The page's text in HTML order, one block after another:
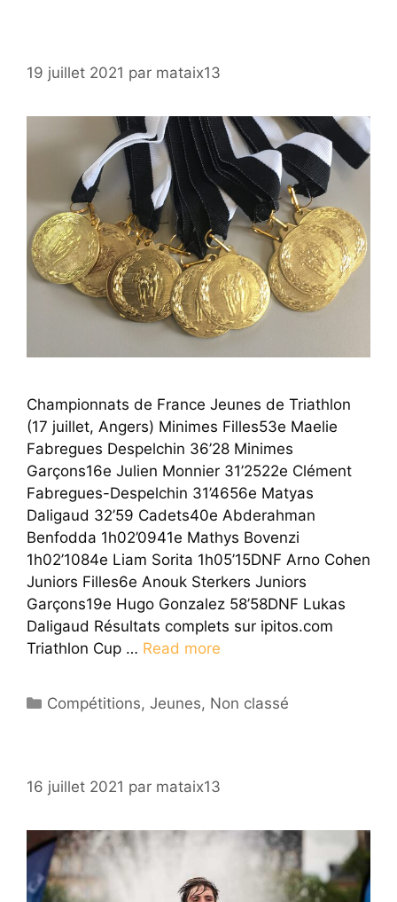
19 juillet 2021 par mataix13
Championnats de France Jeunes de Triathlon
(17 juillet, Angers) Minimes Filles53e Maelie
Fabregues Despelchin 36’28 Minimes
Garçons16e Julien Monnier 31’2522e Clément
Fabregues-Despelchin 31’4656e Matyas
Daligaud 32’59 Cadets40e Abderahman
Benfodda 1h02’0941e Mathys Bovenzi
1h02’1084e Liam Sorita 1h05’15DNF Arno Cohen
Juniors Filles6e Anouk Sterkers Juniors
Garçons19e Hugo Gonzalez 58’58DNF Lukas
Daligaud Résultats complets sur ipitos.com
Triathlon Cup … Read more
Catégories
Compétitions,Jeunes, Non classé
16 juillet 2021 par mataix13